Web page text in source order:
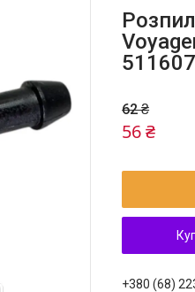
62 ₴
56 ₴
+380 (68)